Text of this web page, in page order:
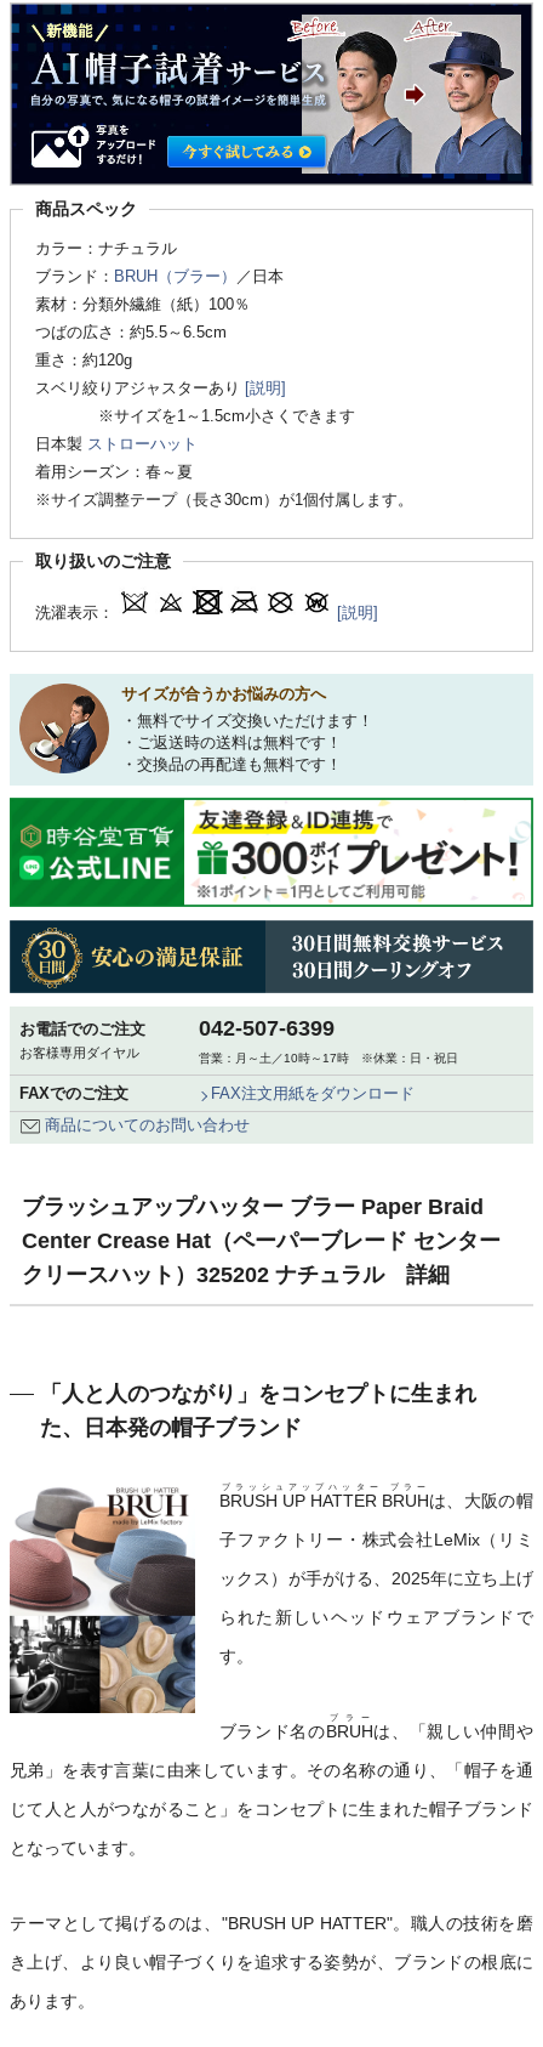
商品スペック
カラー：ナチュラル
ブランド： BRUH（ブラー）
／日本
素材：分類外繊維（紙）100％
つばの広さ：約5.5～6.5cm
重さ：約120g
スベリ絞りアジャスターあり [説明]
※サイズを1～1.5cm小さくできます
日本製 ストローハット
着用シーズン：春～夏
※サイズ調整テープ（長さ30cm）が1個付属します。
取り扱いのご注意
洗濯表示： [説明]
サイズが合うかお悩みの方へ
・無料でサイズ交換いただけます！
・ご返送時の送料は無料です！
・交換品の再配達も無料です！
お電話でのご注文
お客様専用ダイヤル
042-507-6399
営業：月～土／10時～17時 ※休業：日・祝日
FAXでのご注文
FAX注文用紙をダウンロード
商品についてのお問い合わせ
ブラッシュアップハッター ブラー Paper Braid
Center Crease Hat（ペーパーブレード センター
クリースハット）325202 ナチュラル 詳細
「人と人のつながり」をコンセプトに生まれ
た、日本発の帽子ブランド
BRUSH UP HATTER BRUH
ブラッシュアップハッター ブラー
は、大阪の帽
子ファクトリー・株式会社LeMix（リミ
ックス）が手がける、2025年に立ち上げ
られた新しいヘッドウェアブランドで
す。
ブランド名のBRUH
ブラー
は、「親しい仲間や
兄弟」を表す言葉に由来しています。その名称の通り、「帽子を通
じて人と人がつながること」をコンセプトに生まれた帽子ブランド
となっています。
テーマとして掲げるのは、"BRUSH UP HATTER"。職人の技術を磨
き上げ、より良い帽子づくりを追求する姿勢が、ブランドの根底に
あります。